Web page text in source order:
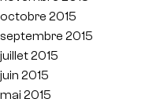
octobre 2015
septembre 2015
juillet 2015
juin 2015
mai 2015